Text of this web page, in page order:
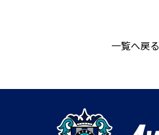
一覧へ戻る